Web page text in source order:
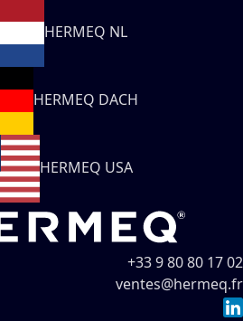
HERMEQ NL
HERMEQ DACH
HERMEQ USA
+33 9 80 80 17 02
ventes@hermeq.fr